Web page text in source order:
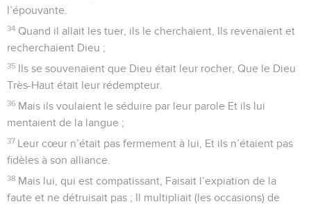
l’épouvante.
34 Quand il allait les tuer, ils le cherchaient, Ils revenaient et
recherchaient Dieu ;
35 Ils se souvenaient que Dieu était leur rocher, Que le Dieu
Très-Haut était leur rédempteur.
36 Mais ils voulaient le séduire par leur parole Et ils lui
mentaient de la langue ;
37 Leur cœur n’était pas fermement à lui, Et ils n’étaient pas
fidèles à son alliance.
38 Mais lui, qui est compatissant, Faisait l’expiation de la
faute et ne détruisait pas ; Il multipliait (les occasions) de